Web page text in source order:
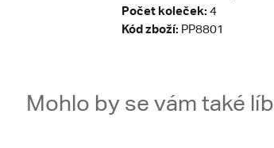
Počet koleček: 4
Kód zboží: PP8801
Mohlo by se vám také